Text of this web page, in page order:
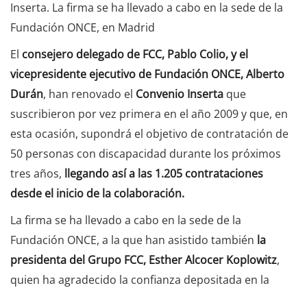
Inserta. La firma se ha llevado a cabo en la sede de la
Fundación ONCE, en Madrid
El consejero delegado de FCC, Pablo Colio, y el
vicepresidente ejecutivo de Fundación ONCE, Alberto
Durán, han renovado el Convenio Inserta que
suscribieron por vez primera en el año 2009 y que, en
esta ocasión, supondrá el objetivo de contratación de
50 personas con discapacidad durante los próximos
tres años, llegando así a las 1.205 contrataciones
desde el inicio de la colaboración.
La firma se ha llevado a cabo en la sede de la
Fundación ONCE, a la que han asistido también la
presidenta del Grupo FCC, Esther Alcocer Koplowitz,
quien ha agradecido la confianza depositada en la